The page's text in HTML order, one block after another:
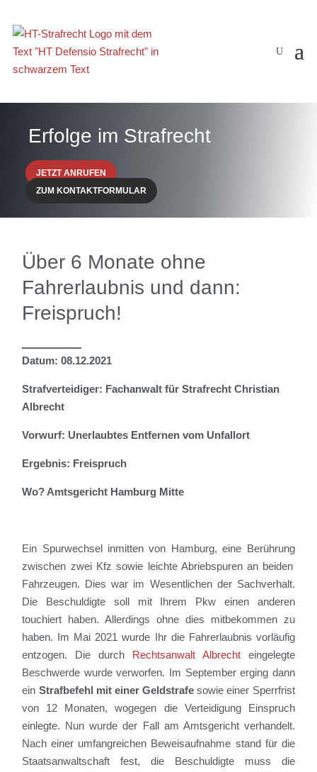
Erfolge im Strafrecht
JETZT ANRUFEN
ZUM KONTAKTFORMULAR
Über 6 Monate ohne
Fahrerlaubnis und dann:
Freispruch!
Datum: 08.12.2021
Strafverteidiger: Fachanwalt für Strafrecht Christian
Albrecht
Vorwurf: Unerlaubtes Entfernen vom Unfallort
Ergebnis: Freispruch
Wo? Amtsgericht Hamburg Mitte
Ein Spurwechsel inmitten von Hamburg, eine Berührung
zwischen zwei Kfz sowie leichte Abriebspurenan beiden
Fahrzeugen. Dies war im Wesentlichen der Sachverhalt.
Die Beschuldigte soll mit Ihrem Pkw einen anderen
touchiert haben. Allerdings ohne dies mitbekommen zu
haben. Im Mai 2021 wurde Ihr die Fahrerlaubnis vorläufig
entzogen. Die durch Rechtsanwalt Albrechteingelegte
Beschwerde wurde verworfen. Im September erging dann
ein Strafbefehl mit einer Geldstrafe sowie einer Sperrfrist
von 12 Monaten, wogegen die Verteidigung Einspruch
einlegte. Nun wurde der Fall am Amtsgericht verhandelt.
Nach einer umfangreichen Beweisaufnahme stand für die
Staatsanwaltschaft fest, die Beschuldigte muss die